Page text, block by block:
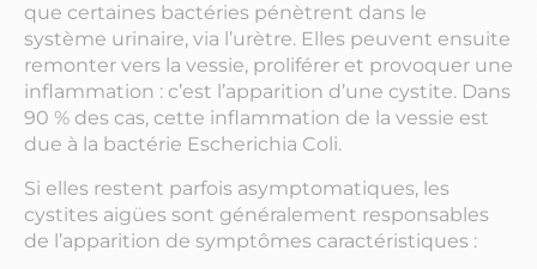
que certaines bactéries pénètrent dans le
système urinaire, via l’urètre. Elles peuvent ensuite
remonter vers la vessie, proliférer et provoquer une
inflammation : c’est l’apparition d’une cystite. Dans
90 % des cas, cette inflammation de la vessie est
due à la bactérie Escherichia Coli.
Si elles restent parfois asymptomatiques, les
cystites aigües sont généralement responsables
de l’apparition de symptômes caractéristiques :